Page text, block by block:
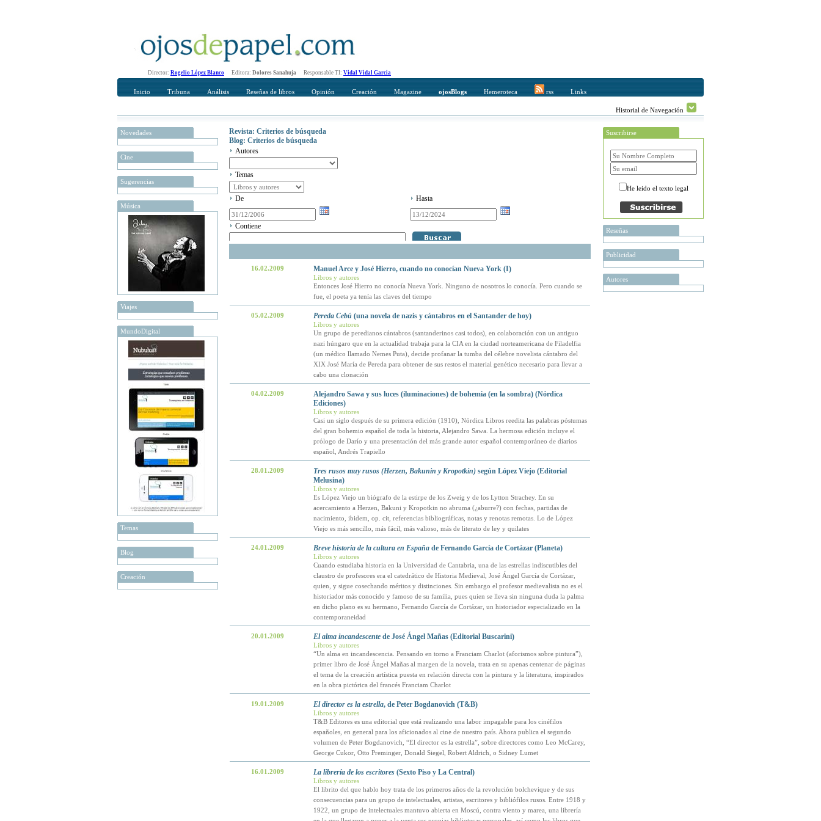
Director: Rogelio López Blanco Editora: Dolores Sanahuja Responsable TI: Vidal Vidal Garcia
Inicio Tribuna Análisis Reseñas de libros Opinión Creación Magazine ojosBlogs Hemeroteca rss Links
Historial de Navegación
Novedades
Cine
Sugerencias
Música
Viajes
MundoDigital
Temas
Blog
Creación
Revista: Criterios de búsqueda
Blog: Criterios de búsqueda
Autores
Temas
De Hasta
Contiene
16.02.2009 Manuel Arce y José Hierro, cuando no conocían Nueva York (I)
Libros y autores
Entonces José Hierro no conocía Nueva York. Ninguno de nosotros lo conocía. Pero cuando se
fue, el poeta ya tenía las claves del tiempo
05.02.2009 Pereda Cebú(una novela de nazis y cántabros en el Santander de hoy)
Libros y autores
Un grupo de peredianos cántabros (santanderinos casi todos), en colaboración con un antiguo
nazi húngaro que en la actualidad trabaja para la CIA en la ciudad norteamericana de Filadelfia
(un médico llamado Nemes Puta), decide profanar la tumba del célebre novelista cántabro del
XIX José María de Pereda para obtener de sus restos el material genético necesario para llevar a
cabo una clonación
04.02.2009
Alejandro Sawa y sus luces (iluminaciones) de bohemia (en la sombra) (Nórdica
Ediciones)
Libros y autores
Casi un siglo después de su primera edición (1910), Nórdica Libros reedita las palabras póstumas
del gran bohemio español de toda la historia, Alejandro Sawa. La hermosa edición incluye el
prólogo de Darío y una presentación del más grande autor español contemporáneo de diarios
español, Andrés Trapiello
28.01.2009 Tres rusos muy rusos (Herzen, Bakunin y Kropotkin)según López Viejo (Editorial
Melusina)
Libros y autores
Es López Viejo un biógrafo de la estirpe de los Zweig y de los Lytton Strachey. En su
acercamiento a Herzen, Bakuni y Kropotkin no abruma (¿aburre?) con fechas, partidas de
nacimiento, ibidem, op. cit, referencias bibliográficas, notas y renotas remotas. Lo de López
Viejo es más sencillo, más fácil, más valioso, más de literato de ley y quilates
24.01.2009 Breve historia de la cultura en Españade Fernando García de Cortázar (Planeta)
Libros y autores
Cuando estudiaba historia en la Universidad de Cantabria, una de las estrellas indiscutibles del
claustro de profesores era el catedrático de Historia Medieval, José Ángel García de Cortázar,
quien, y sigue cosechando méritos y distinciones. Sin embargo el profesor medievalista no es el
historiador más conocido y famoso de su familia, pues quien se lleva sin ninguna duda la palma
en dicho plano es su hermano, Fernando García de Cortázar, un historiador especializado en la
contemporaneidad
20.01.2009 El alma incandescentede José Ángel Mañas (Editorial Buscarini)
Libros y autores
“Un alma en incandescencia. Pensando en torno a Franciam Charlot (aforismos sobre pintura”),
primer libro de José Ángel Mañas al margen de la novela, trata en su apenas centenar de páginas
el tema de la creación artística puesta en relación directa con la pintura y la literatura, inspirados
en la obra pictórica del francés Franciam Charlot
19.01.2009 El director es la estrella, de Peter Bogdanovich (T&B)
Libros y autores
T&B Editores es una editorial que está realizando una labor impagable para los cinéfilos
españoles, en general para los aficionados al cine de nuestro país. Ahora publica el segundo
volumen de Peter Bogdanovich, “El director es la estrella”, sobre directores como Leo McCarey,
George Cukor, Otto Preminger, Donald Siegel, Robert Aldrich, o Sidney Lumet
16.01.2009 La librería de los escritores(Sexto Piso y La Central)
Libros y autores
El librito del que hablo hoy trata de los primeros años de la revolución bolchevique y de sus
consecuencias para un grupo de intelectuales, artistas, escritores y bibliófilos rusos. Entre 1918 y
1922, un grupo de intelectuales mantuvo abierta en Moscú, contra viento y marea, una librería
Suscribirse
He leido el texto legal
Reseñas
Publicidad
Autores